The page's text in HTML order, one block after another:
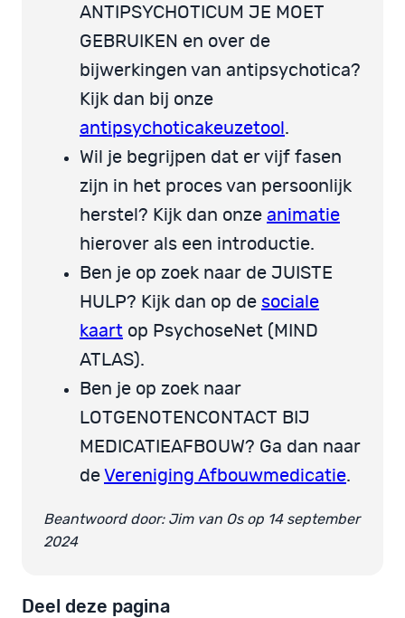
ANTIPSYCHOTICUM JE MOET
GEBRUIKEN en over de
bijwerkingen van antipsychotica?
Kijk dan bij onze
antipsychoticakeuzetool .
Wil je begrijpen dat er vijf fasen
zijn in het proces van persoonlijk
herstel? Kijk dan onze animatie
hierover als een introductie.
Ben je op zoek naar de JUISTE
HULP? Kijk dan op de sociale
kaart op PsychoseNet (MIND
ATLAS).
Ben je op zoek naar
LOTGENOTENCONTACT BIJ
MEDICATIEAFBOUW? Ga dan naar
de Vereniging Afbouwmedicatie.
Beantwoord door: Jim van Os op 14 september
2024
Deel deze pagina